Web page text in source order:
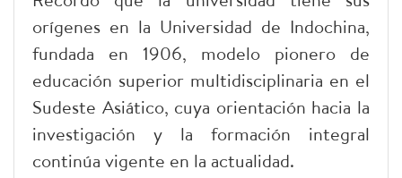
orígenes en la Universidad de Indochina,
fundada en 1906, modelo pionero de
educación superior multidisciplinaria en el
Sudeste Asiático, cuya orientación hacia la
investigación y la formación integral
continúa vigente en la actualidad.